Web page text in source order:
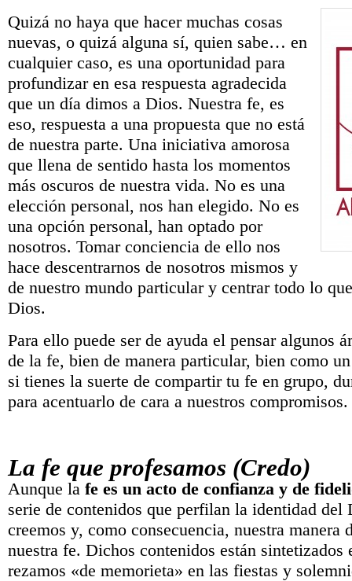
Quizá no haya que hacer muchas cosas
nuevas, o quizá alguna sí, quien sabe… en
cualquier caso, es una oportunidad para
profundizar en esa respuesta agradecida
que un día dimos a Dios. Nuestra fe, es
eso, respuesta a una propuesta que no está
de nuestra parte. Una iniciativa amorosa
que llena de sentido hasta los momentos
más oscuros de nuestra vida. No es una
elección personal, nos han elegido. No es
una opción personal, han optado por
nosotros. Tomar conciencia de ello nos
hace descentrarnos de nosotros mismos y
de nuestro mundo particular y centrar todo lo
Dios.
Para ello puede ser de ayuda el pensar algunos
de la fe, bien de manera particular, bien como
si tienes la suerte de compartir tu fe en grupo,
para acentuarlo de cara a nuestros compromisos.
La fe que profesamos (Credo)
Aunque la fe es un acto de confianza y de
serie de contenidos que perfilan la identidad del
creemos y, como consecuencia, nuestra manera
nuestra fe. Dichos contenidos están sintetizados
rezamos «de memorieta» en las fiestas y